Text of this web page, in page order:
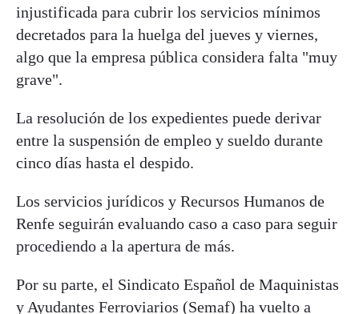
injustificada para cubrir los servicios mínimos
decretados para la huelga del jueves y viernes,
algo que la empresa pública considera falta "muy
grave".
La resolución de los expedientes puede derivar
entre la suspensión de empleo y sueldo durante
cinco días hasta el despido.
Los servicios jurídicos y Recursos Humanos de
Renfe seguirán evaluando caso a caso para seguir
procediendo a la apertura de más.
Por su parte, el Sindicato Español de Maquinistas
y Ayudantes Ferroviarios (Semaf) ha vuelto a